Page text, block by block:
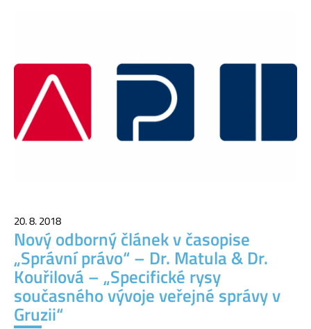
20. 8. 2018
Nový odborný článek v časopise
„Správní právo“ – Dr. Matula & Dr.
Kouřilová – „Specifické rysy
současného vývoje veřejné správy v
Gruzii“